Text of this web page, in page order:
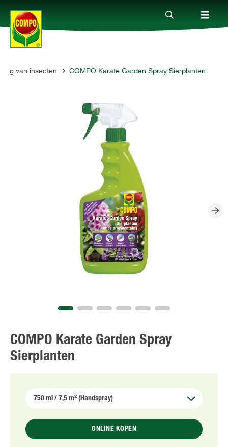
Producten
van insecten COMPO Karate Garden Spray Sierplanten
COMPO Karate Garden Spray
Sierplanten
ONLINE KOPEN